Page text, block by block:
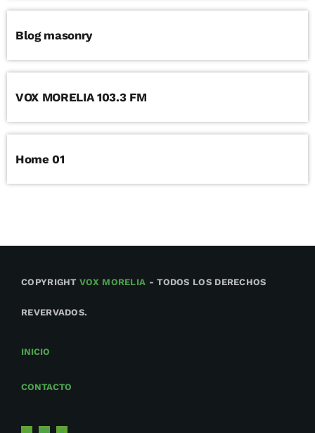
Blog masonry
VOX MORELIA 103.3 FM
Home 01
COPYRIGHTVOX MORELIA - TODOS LOS DERECHOS
REVERVADOS.
INICIO
CONTACTO